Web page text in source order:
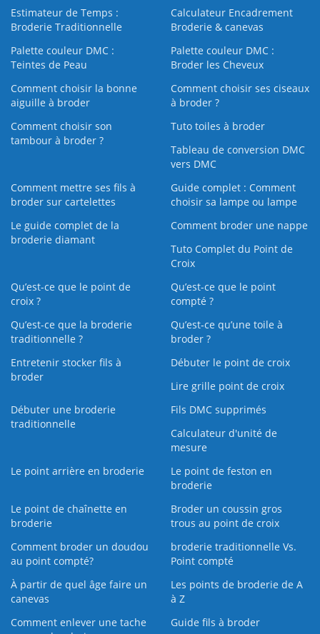
Estimateur de Temps :
Broderie Traditionnelle
Calculateur Encadrement
Broderie & canevas
Palette couleur DMC :
Teintes de Peau
Palette couleur DMC :
Broder les Cheveux
Comment choisir la bonne
aiguille à broder
Comment choisir ses ciseaux
à broder ?
Comment choisir son
tambour à broder ?
Tuto toiles à broder
Tableau de conversion DMC
vers DMC
Comment mettre ses fils à
broder sur cartelettes
Guide complet : Comment
choisir sa lampe ou lampe
Le guide complet de la
broderie diamant
Comment broder une nappe
Tuto Complet du Point de
Croix
Qu’est-ce que le point de
croix ?
Qu’est-ce que le point
compté ?
Qu’est-ce que la broderie
traditionnelle ?
Qu’est‑ce qu’une toile à
broder ?
Entretenir stocker fils à
broder
Débuter le point de croix
Lire grille point de croix
Débuter une broderie
traditionnelle
Fils DMC supprimés
Calculateur d'unité de
mesure
Le point arrière en broderie
Le point de feston en
broderie
Le point de chaînette en
broderie
Broder un coussin gros
trous au point de croix
Comment broder un doudou
au point compté?
broderie traditionnelle Vs.
Point compté
À partir de quel âge faire un
canevas
Les points de broderie de A
à Z
Comment enlever une tache
Guide fils à broder